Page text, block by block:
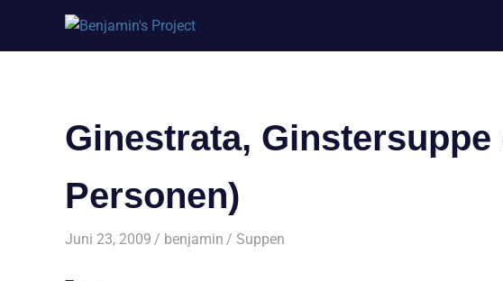
Ginestrata, Ginstersuppe
Personen)
Juni 23, 2009 benjamin Suppen